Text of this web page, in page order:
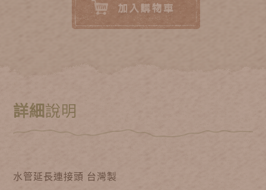
詳細說明
水管延長連接頭 台灣製